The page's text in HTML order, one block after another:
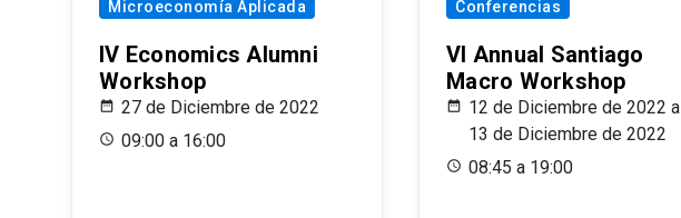
Microeconomía Aplicada
IV Economics Alumni
Workshop
27 de Diciembre de 2022
09:00 a 16:00
Conferencias
VI Annual Santiago
Macro Workshop
12 de Diciembre de 2022 a
13 de Diciembre de 2022
08:45 a 19:00